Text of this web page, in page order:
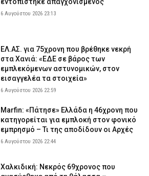
6 Αυγούστου 2026 23:13
ΕΛ.ΑΣ. για 75χρονη που βρέθηκε νεκρή
στα Χανιά: «ΕΔΕ σε βάρος των
εμπλεκόμενων αστυνομικών, στον
εισαγγελέα τα στοιχεία»
6 Αυγούστου 2026 22:59
Marfin: «Πάτησε» Ελλάδα η 46χρονη που
κατηγορείται για εμπλοκή στον φονικό
εμπρησμό – Τι της αποδίδουν οι Αρχές
6 Αυγούστου 2026 22:44
Χαλκιδική: Νεκρός 69χρονος που